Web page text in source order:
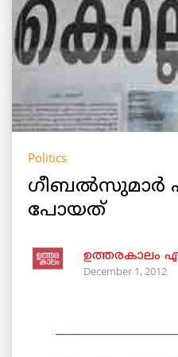
Politics
ഗീബല്‍സുമാര്‍
പോയത്
ഉത്തരകാലം
December 1, 2012